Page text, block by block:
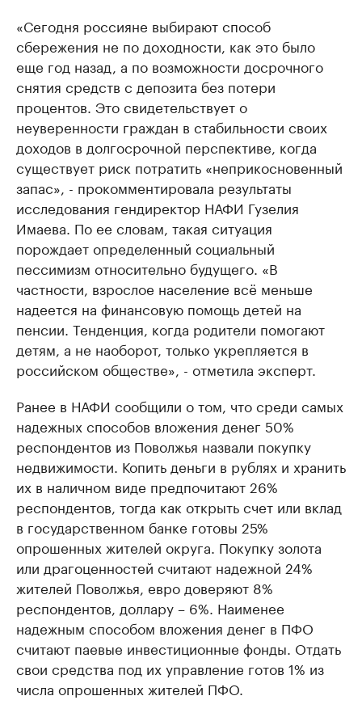
«Сегодня россияне выбирают способ
сбережения не по доходности, как это было
еще год назад, а по возможности досрочного
снятия средств с депозита без потери
процентов. Это свидетельствует о
неуверенности граждан в стабильности своих
доходов в долгосрочной перспективе, когда
существует риск потратить «неприкосновенный
запас», - прокомментировала результаты
исследования гендиректор НАФИ Гузелия
Имаева. По ее словам, такая ситуация
порождает определенный социальный
пессимизм относительно будущего. «В
частности, взрослое население всё меньше
надеется на финансовую помощь детей на
пенсии. Тенденция, когда родители помогают
детям, а не наоборот, только укрепляется в
российском обществе», - отметила эксперт.
Ранее в НАФИ сообщили о том, что среди самых
надежных способов вложения денег 50%
респондентов из Поволжья назвали покупку
недвижимости. Копить деньги в рублях и хранить
их в наличном виде предпочитают 26%
респондентов, тогда как открыть счет или вклад
в государственном банке готовы 25%
опрошенных жителей округа. Покупку золота
или драгоценностей считают надежной 24%
жителей Поволжья, евро доверяют 8%
респондентов, доллару – 6%. Наименее
надежным способом вложения денег в ПФО
считают паевые инвестиционные фонды. Отдать
свои средства под их управление готов 1% из
числа опрошенных жителей ПФО.